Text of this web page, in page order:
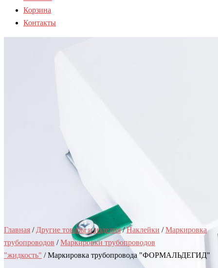
Корзина
Контакты
Главная / Другие товары и изделия/Наклейки /Маркировка
трубопроводов /Маркировки трубопроводов
"жидкость" / Маркировка трубопровода "ФОРМАЛЬДЕГИД"